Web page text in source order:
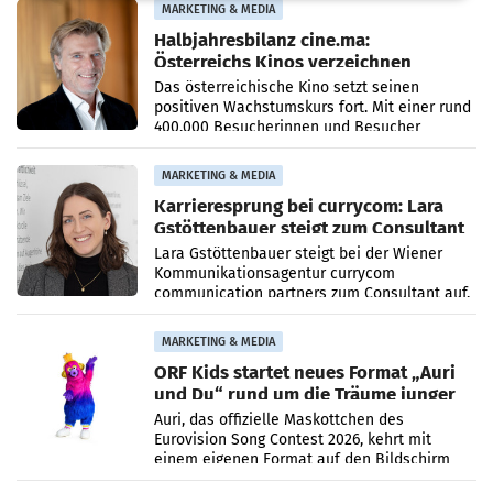
MARKETING & MEDIA
Halbjahresbilanz cine.ma:
Österreichs Kinos verzeichnen
400.000 Besucher mehr
Das österreichische Kino setzt seinen
positiven Wachstumskurs fort. Mit einer rund
400.000 Besucherinnen und Besucher
höheren Nettoreichweite im ersten Halbjahr
2026 gegenüber dem
MARKETING & MEDIA
Karrieresprung bei currycom: Lara
Gstöttenbauer steigt zum Consultant
auf
Lara Gstöttenbauer steigt bei der Wiener
Kommunikationsagentur currycom
communication partners zum Consultant auf.
Die 27-jährige Beraterin betreut Kundinnen
und Kunden in den Bereichen
MARKETING & MEDIA
ORF Kids startet neues Format „Auri
und Du“ rund um die Träume junger
Menschen
Auri, das offizielle Maskottchen des
Eurovision Song Contest 2026, kehrt mit
einem eigenen Format auf den Bildschirm
zurück. In der neuen Sendung „Auri und Du“